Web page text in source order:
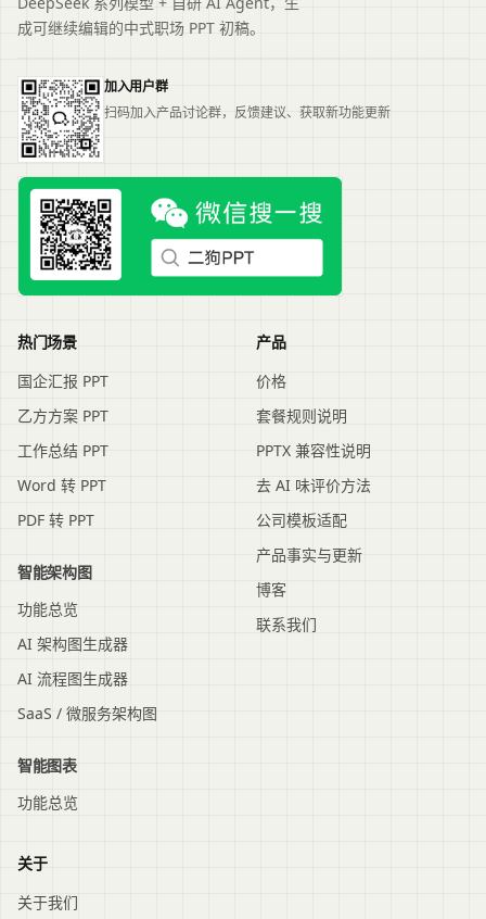
成可继续编辑的中式职场 PPT 初稿。
加入用户群
扫码加入产品讨论群，反馈建议、获取新功能更新
热门场景
国企汇报 PPT
乙方方案 PPT
工作总结 PPT
Word 转 PPT
PDF 转 PPT
智能架构图
功能总览
AI 架构图生成器
AI 流程图生成器
SaaS / 微服务架构图
智能图表
功能总览
产品
价格
套餐规则说明
PPTX 兼容性说明
去 AI 味评价方法
公司模板适配
产品事实与更新
博客
联系我们
关于
关于我们